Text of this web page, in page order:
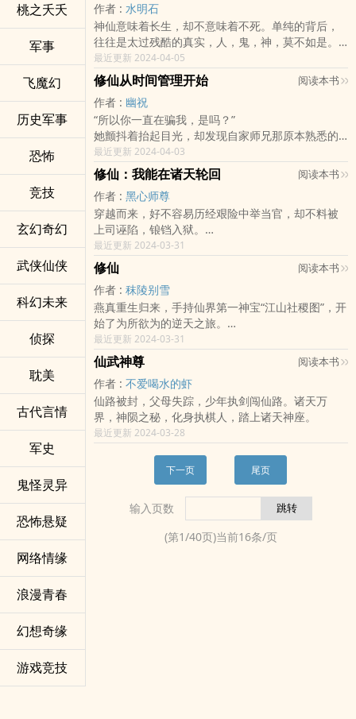
桃之夭夭
军事
飞魔幻
历史军事
恐怖
竞技
玄幻奇幻
武侠仙侠
科幻未来
侦探
耽美
古代言情
军史
鬼怪灵异
恐怖悬疑
网络情缘
浪漫青春
幻想奇缘
游戏竞技
作者 : 水明石
神仙意味着长生，却不意味着不死。单纯的背后，
往往是太过残酷的真实，人，鬼，神，莫不如是。
劈山救母，三界纯孝的传奇。高擎的宝莲灯，追求
美好爱情的象征。但谁又知道，成就了这传奇和这
象征的，是怎样的一条血腥和阴谋之路。
最近更新 2024-04-05
修仙从时间管理开始 阅读本书
作者 : 幽祝
“所以你一直在骗我，是吗？”
她颤抖着抬起目光，却发现自家师兄那原本熟悉的
面容，此时却陌生得可怕。
“欺骗？怎么说呢。”师兄轻蔑地笑了一下，摇摇手
指，“只能说你们所有人，从一开始就不了解我的真
面目罢了。”
他潇洒地转过身，向着至高的天空王座信步走去。
绝世剑光，炽海怒焰，星斗银芒……若巨潮般汹涌袭
向他的后背，却又仿佛遭遇无形之壁般被尽数挡
下。诸般法术，万千光华，瞬息泯灭殆尽。
“可恶！”徐应怜咬紧银牙，偏头看向满脸冰霜的安知
素，以及默不作声的石琉璃……
众人迅速交换眼神，无论是不甘、绝望、悲伤、恐
惧，亦或是……眷恋和不舍，如今都已经失去了意
义。
现在最重要的，是将那个混蛋留下来！！！
……
古典修仙文。主角运用时间管理的金手指，巧妙潜
伏修真界各大门派，吃尽好处，学遍万法。最终登
临天空王座，羽化升仙。
只是升仙的过程，似乎并不是那么顺利……
最近更新 2024-04-03
修仙：我能在诸天轮回 阅读本书
作者 : 黑心师尊
穿越而来，好不容易历经艰险中举当官，却不料被
上司诬陷，锒铛入狱。
孰料，觉醒昆仑镜，轮回修仙。
能以【道果】固化命格，一证永证。
以副本世界为避灾劫之法，现实世界避祸延福……
最近更新 2024-03-31
修仙 阅读本书
作者 : 秣陵别雪
燕真重生归来，手持仙界第一神宝“江山社稷图”，开
始了为所欲为的逆天之旅。
七界第一美女玉玲珑，狐族最媚的小公主，都对他
青睐有加，还有冰肌玉骨的少女剑奴日夜相伴……
回首这飘渺修仙路，太古重宝皆在囊中，妖娆美人
皆在身侧，燕真从没有寂寞过。
最近更新 2024-03-31
仙武神尊 阅读本书
作者 : 不爱喝水的虾
仙路被封，父母失踪，少年执剑闯仙路。诸天万
界，神陨之秘，化身执棋人，踏上诸天神座。
最近更新 2024-03-28
下一页 尾页
输入页数
(第1/40页)当前16条/页